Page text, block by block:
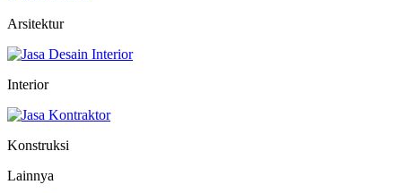
Arsitektur
Interior
Konstruksi
Lainnya